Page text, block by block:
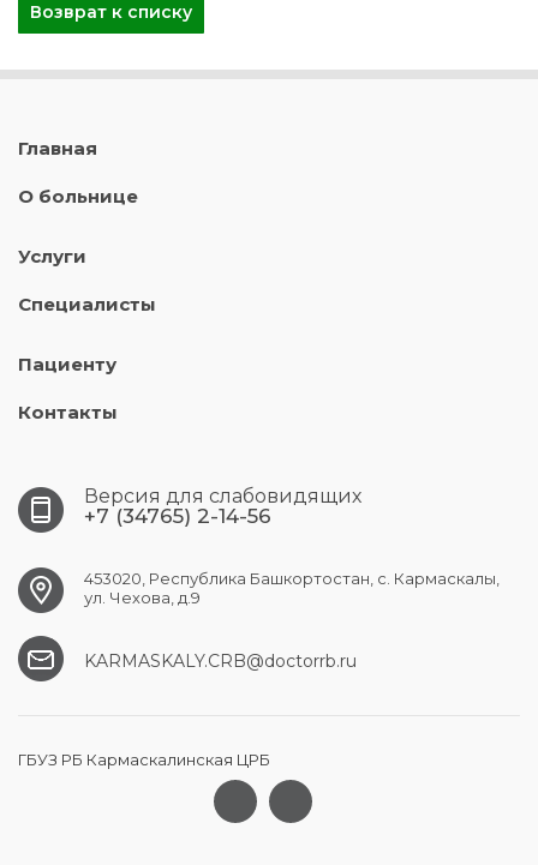
Возврат к списку
Главная
О больнице
Услуги
Специалисты
Пациенту
Контакты
Версия для слабовидящих
+7 (34765) 2-14-56
453020, Республика Башкортостан, с. Кармаскалы,
ул. Чехова, д.9
KARMASKALY.CRB@doctorrb.ru
ГБУЗ РБ Кармаскалинская ЦРБ